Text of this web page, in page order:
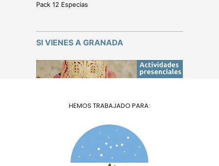
Pack 12 Especias
SI VIENES A GRANADA
HEMOS TRABAJADO PARA: